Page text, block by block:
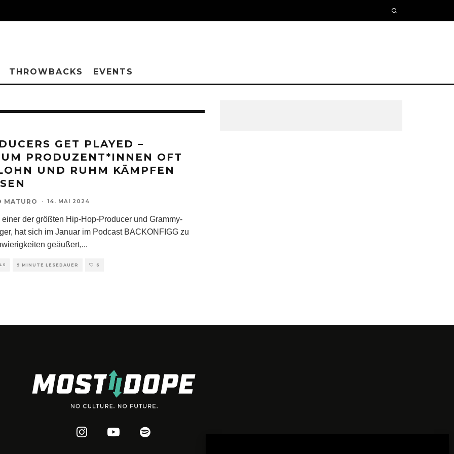
THROWBACKS EVENTS
GET PLAYED –
PRODUZENT*INNEN OFT
UND RUHM KÄMPFEN
MATURO · 14. MAI 2024
einer der größten Hip-Hop-Producer und Grammy-
hat sich im Januar im Podcast BACKONFIGG zu
geäußert,...
9 MINUTE LESEDAUER 6